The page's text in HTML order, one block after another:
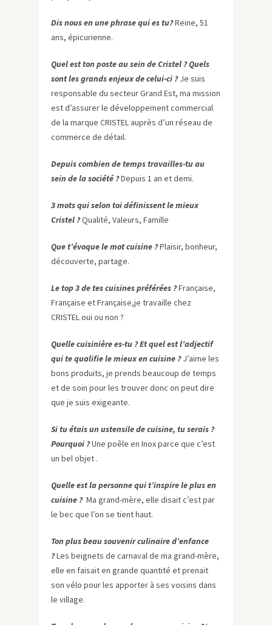
Dis nous en une phrase qui es tu?Reine, 51
ans, épicurienne.
Quel est ton poste au sein de Cristel ? Quels
sont les grands enjeux de celui-ci ?Je suis
responsable du secteur Grand Est, ma mission
est d’assurer le développement commercial
de la marque CRISTEL auprès d’un réseau de
commerce de détail.
Depuis combien de temps travailles-tu au
sein de la société ?Depuis 1 an et demi.
3 mots qui selon toi définissent le mieux
Cristel ?Qualité, Valeurs, Famille
Que t’évoque le mot cuisine ?Plaisir, bonheur,
découverte, partage.
Le top 3 de tes cuisines préférées ?Française,
Française et Française,je travaille chez
CRISTEL oui ou non ?
Quel​le cuisinière es-tu ? Et quel est l’adjectif
qui te qualifie le mieux en cuisine ?J’aime les
bons produits, je prends beaucoup de temps
et de soin pour les trouver donc on peut dire
que je suis exigeante.
Si tu étais un ustensile de cuisine, tu serais ?
Pourquoi ?Une poêle en Inox parce que c’est
un bel objet .
Quelle est la personne qui t’inspire le plus en
cuisine ?Ma grand-mère, elle disait c’est par
le bec que l’on se tient haut.
Ton plus beau souvenir culinaire d’enfance
?Les beignets de carnaval de ma grand-mère,
elle en faisait en grande quantité et prenait
son vélo pour les apporter à ses voisins dans
le village.